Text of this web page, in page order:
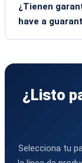
¿Tienen
have a
¿Listo
Selecciona tu